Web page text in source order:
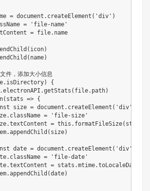
= document.createElement('div')
= 'file-name'
= file.name
件，添加大小信息
{
=> {
size = document.createElement('div')
= 'file-size'
=
date = document.createElement('div')
= 'file-date'
=